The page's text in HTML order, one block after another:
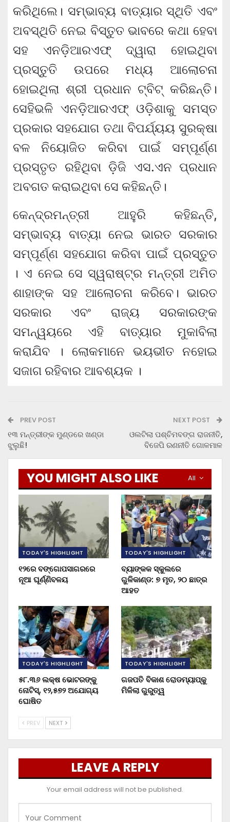
କରିଥିଲେ। ସମ୍ଭାବ୍ୟ ବାତ୍ୟାର ସ୍ଥିତି ଏବଂ
ଅବସ୍ଥିତି ନେଇ ବିସ୍ତୁତ ଭାବରେ କଥା ହେବା
ସହ ଏନଡ଼ିଆରଏଫ୍ ଦ୍ୱାରା ହୋଇଥିବା
ପ୍ରସ୍ତୁତି ଉପରେ ମଧ୍ୟ ଆଲୋଚନା
ହୋଇଥିଲା ଶ୍ରୀ ପ୍ରଧାନ ଟ୍ବିଟ୍ କରିଛନ୍ତି।
ସେହିଭଳି ଏନଡ଼ିଆରଏଫ୍ ଓଡ଼ିଶାକୁ ସମସ୍ତ
ପ୍ରକାର ସହଯୋଗ ତଥା ବିପର୍ଯ୍ୟୟ ସୁରକ୍ଷା
ବଳ ନିୟୋଜିତ କରିବା ପାଇଁ ସମ୍ପୂର୍ଣ୍ଣ
ପ୍ରସ୍ତୃତ ରହିଥିବା ଡ଼ିଜି ଏସ.ଏନ ପ୍ରଧାନ
ଅବଗତ କରାଇଥିବା ସେ କହିଛନ୍ତି।
କେନ୍ଦ୍ରମନ୍ତ୍ରୀ ଆହୁରି କହିଛନ୍ତି,
ସମ୍ଭାବ୍ୟ ବାତ୍ୟା ନେଇ ଭାରତ ସରକାର
ସମ୍ପୂର୍ଣ୍ଣ ସହଯୋଗ କରିବା ପାଇଁ ପ୍ରସ୍ତୁତ
। ଏ ନେଇ ସେ ସ୍ୱରାଷ୍ଟ୍ର ମନ୍ତ୍ରୀ ଅମିତ
ଶାହାଙ୍କ ସହ ଆଲୋଚନା କରିବେ। ଭାରତ
ସରକାର ଏବଂ ରାଜ୍ୟ ସରକାରଙ୍କ
ସମନ୍ୱୟରେ ଏହି ବାତ୍ୟାର ମୁକାବିଲା
କରାଯିବ । ଲୋକମାନେ ଭୟଭୀତ ନହୋଇ
ସଜାଗ ରହିବାର ଆବଶ୍ୟକ ।
PREV POST
୧୩ ମନ୍ତ୍ରୀଙ୍କ ମୁଣ୍ଡରେ ଖଣ୍ଡା
ଝୁଲୁଛି!
NEXT POST
ଓଲଟିଲା ପଶ୍ଚିମବଙ୍ଗ ରାଜନୀତି,
ବିଜେପି ରଣନୀତି ଗୋଳମାଳ
All
YOU MIGHT ALSO LIKE
TODAY'S HIGHLIGHT
୧୨ରେ ବଙ୍ଗୋପସାଗରରେ
ନୂଆ ଘୂର୍ଣ୍ଣିବଳୟ
TODAY'S HIGHLIGHT
ବ୍ୟାଙ୍କକ ସ୍କୁଲରେ
ଗୁଳିକାଣ୍ଡ: ୭ ମୃତ, ୨୦ ଛାତ୍ର
ଆହତ
TODAY'S HIGHLIGHT
୫୮.୩୬ ଲକ୍ଷ ଭୋଟରଙ୍କୁ
ନୋଟିସ୍‌, ୧୨,୫୭୨ ଅଯୋଗ୍ୟ
ଘୋଷିତ
TODAY'S HIGHLIGHT
ଗଜପତି ବିକାଶ ରୋଡମ୍ୟାପ୍‌କୁ
ମିଳିଲା ଗୁରୁତ୍ୱ
PREV NEXT
LEAVE A REPLY
Your email address will not be published.